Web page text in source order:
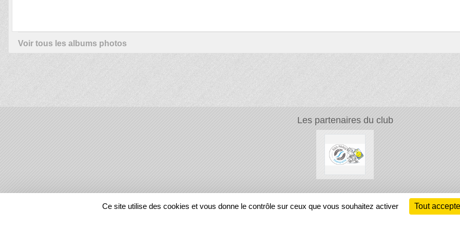
Voir tous les albums photos
Les partenaires du club
REGIONS
Ce site utilise des cookies et vous donne le contrôle sur ceux que vous souhaitez activer Tout